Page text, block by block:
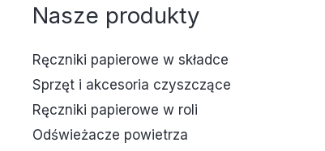
Nasze produkty
Ręczniki papierowe w składce
Sprzęt i akcesoria czyszczące
Ręczniki papierowe w roli
Odświeżacze powietrza